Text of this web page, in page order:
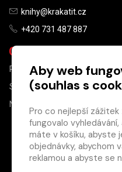
×
knihy@krakatit.cz
+420 731 487 887
Otevírací doba:
PO–PÁ 9:30–18:30
SO
10:00–13:00
NE
Aby web
(souhlas s
Pro co nejlepší
fungovalo
máte v košíku, abyste
objednávky, abychom
reklamou a abyste se